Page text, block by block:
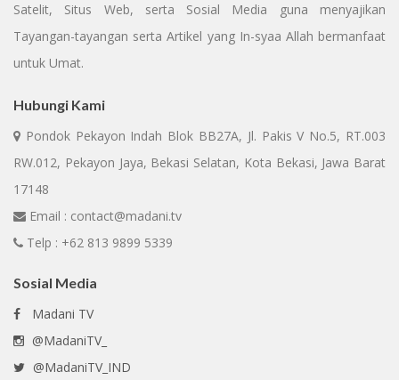
Satelit, Situs Web, serta Sosial Media guna menyajikan
Tayangan-tayangan serta Artikel yang In-syaa Allah bermanfaat
untuk Umat.
Hubungi Kami
Pondok Pekayon Indah Blok BB27A, Jl. Pakis V No.5, RT.003
RW.012, Pekayon Jaya, Bekasi Selatan, Kota Bekasi, Jawa Barat
17148
Email : contact@madani.tv
Telp : +62 813 9899 5339
Sosial Media
Madani TV
@MadaniTV_
@MadaniTV_IND